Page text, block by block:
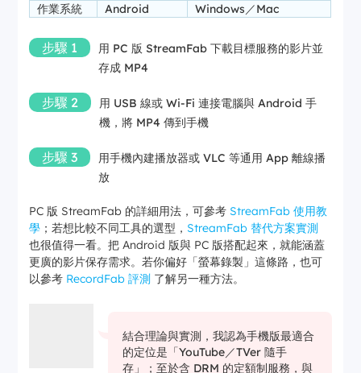
作業系統
Android Windows／Mac
步驟 1
用 PC 版 StreamFab 下載目標服務的影片並
存成 MP4
步驟 2
用 USB 線或 Wi-Fi 連接電腦與 Android 手
機，將 MP4 傳到手機
步驟 3
用手機內建播放器或 VLC 等通用 App 離線播
放
PC 版 StreamFab 的詳細用法，可參考 StreamFab 使用教
學 ；若想比較不同工具的選型， StreamFab 替代方案實測
也很值得一看。把 Android 版與 PC 版搭配起來，就能涵蓋
更廣的影片保存需求。若你偏好「螢幕錄製」這條路，也可
以參考 RecordFab 評測 了解另一種方法。
結合理論與實測，我認為手機版最適合
的定位是「YouTube／TVer 隨手
存」；至於含 DRM 的定額制服務，與